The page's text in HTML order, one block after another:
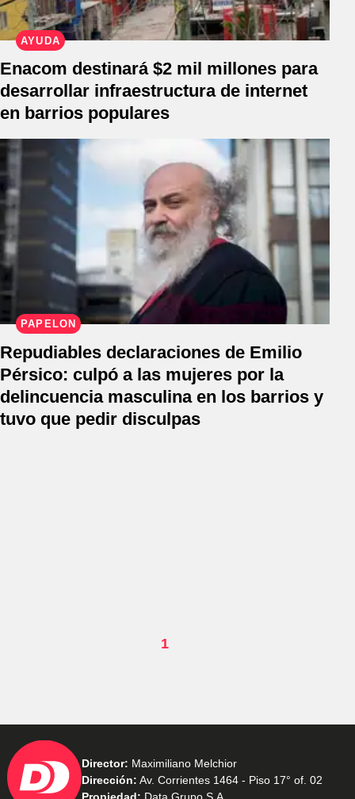
AYUDA
Enacom destinará $2 mil millones para
desarrollar infraestructura de internet
en barrios populares
PAPELÓN
Repudiables declaraciones de Emilio
Pérsico: culpó a las mujeres por la
delincuencia masculina en los barrios y
tuvo que pedir disculpas
1
Director: Maximiliano Melchior
Dirección: Av. Corrientes 1464 - Piso 17° of. 02
Propiedad: Data Grupo S.A.